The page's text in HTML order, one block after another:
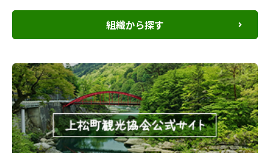
組織から探す